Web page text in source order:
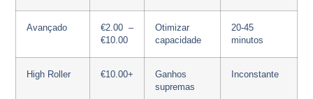
Avançado
€2.00 –
€10.00
Otimizar
capacidade
20-45
minutos
High Roller €10.00+
Ganhos
supremas
Inconstante